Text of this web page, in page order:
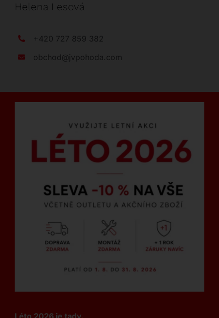
Helena Lesová
+420 727 859 382
obchod@jvpohoda.com